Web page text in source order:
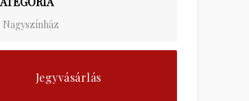
Nagyszínház
Jegyvásárlás